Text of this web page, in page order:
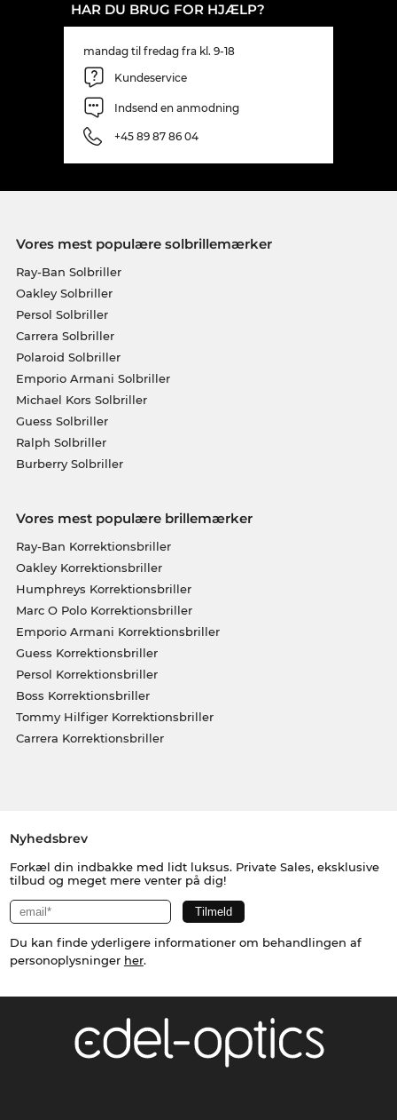
HAR DU BRUG FOR HJÆLP?
mandag til fredag fra kl. 9-18
Kundeservice
Indsend en anmodning
+45 89 87 86 04
Vores mest populære solbrillemærker
Ray-Ban Solbriller
Oakley Solbriller
Persol Solbriller
Carrera Solbriller
Polaroid Solbriller
Emporio Armani Solbriller
Michael Kors Solbriller
Guess Solbriller
Ralph Solbriller
Burberry Solbriller
Vores mest populære brillemærker
Ray-Ban Korrektionsbriller
Oakley Korrektionsbriller
Humphreys Korrektionsbriller
Marc O Polo Korrektionsbriller
Emporio Armani Korrektionsbriller
Guess Korrektionsbriller
Persol Korrektionsbriller
Boss Korrektionsbriller
Tommy Hilfiger Korrektionsbriller
Carrera Korrektionsbriller
Nyhedsbrev
Forkæl din indbakke med lidt luksus. Private Sales, eksklusive
tilbud og meget mere venter på dig!
Du kan finde yderligere informationer om behandlingen af
personoplysninger her.